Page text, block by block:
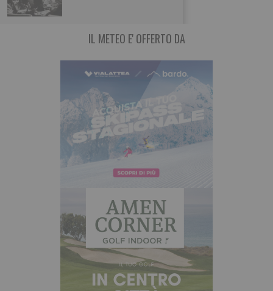
IL METEO E' OFFERTO DA